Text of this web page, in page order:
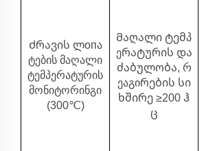
Ძრავის ლопა
ტების მაღალი
ტემპერატურის
მონიტორინგი
(300℃)
Მაღალი ტემპ
ერატურის და
ძაბულობა, რ
ეაგირების სი
ხშირე ≥200 ჰ
ც